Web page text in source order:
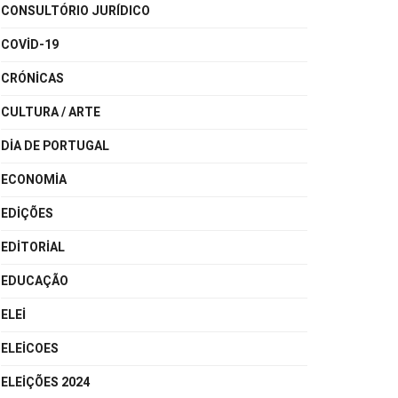
CONSULTÓRIO JURÍDICO
COVID-19
CRÓNICAS
CULTURA / ARTE
DIA DE PORTUGAL
ECONOMIA
EDIÇÕES
EDITORIAL
EDUCAÇÃO
ELEI
ELEICOES
ELEIÇÕES 2024